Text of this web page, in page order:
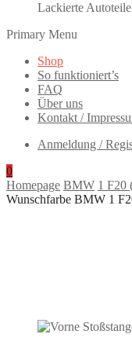
Lackierte Autoteile
Primary Menu
Shop
So funktioniert’s
FAQ
Über uns
Kontakt /
Anmeldung /
0
Homepage BMW 1 F20
Wunschfarbe BMW 1